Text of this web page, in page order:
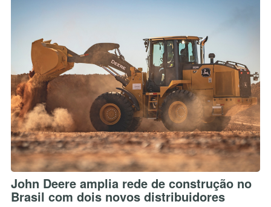
John Deere amplia rede de construção no
Brasil com dois novos distribuidores